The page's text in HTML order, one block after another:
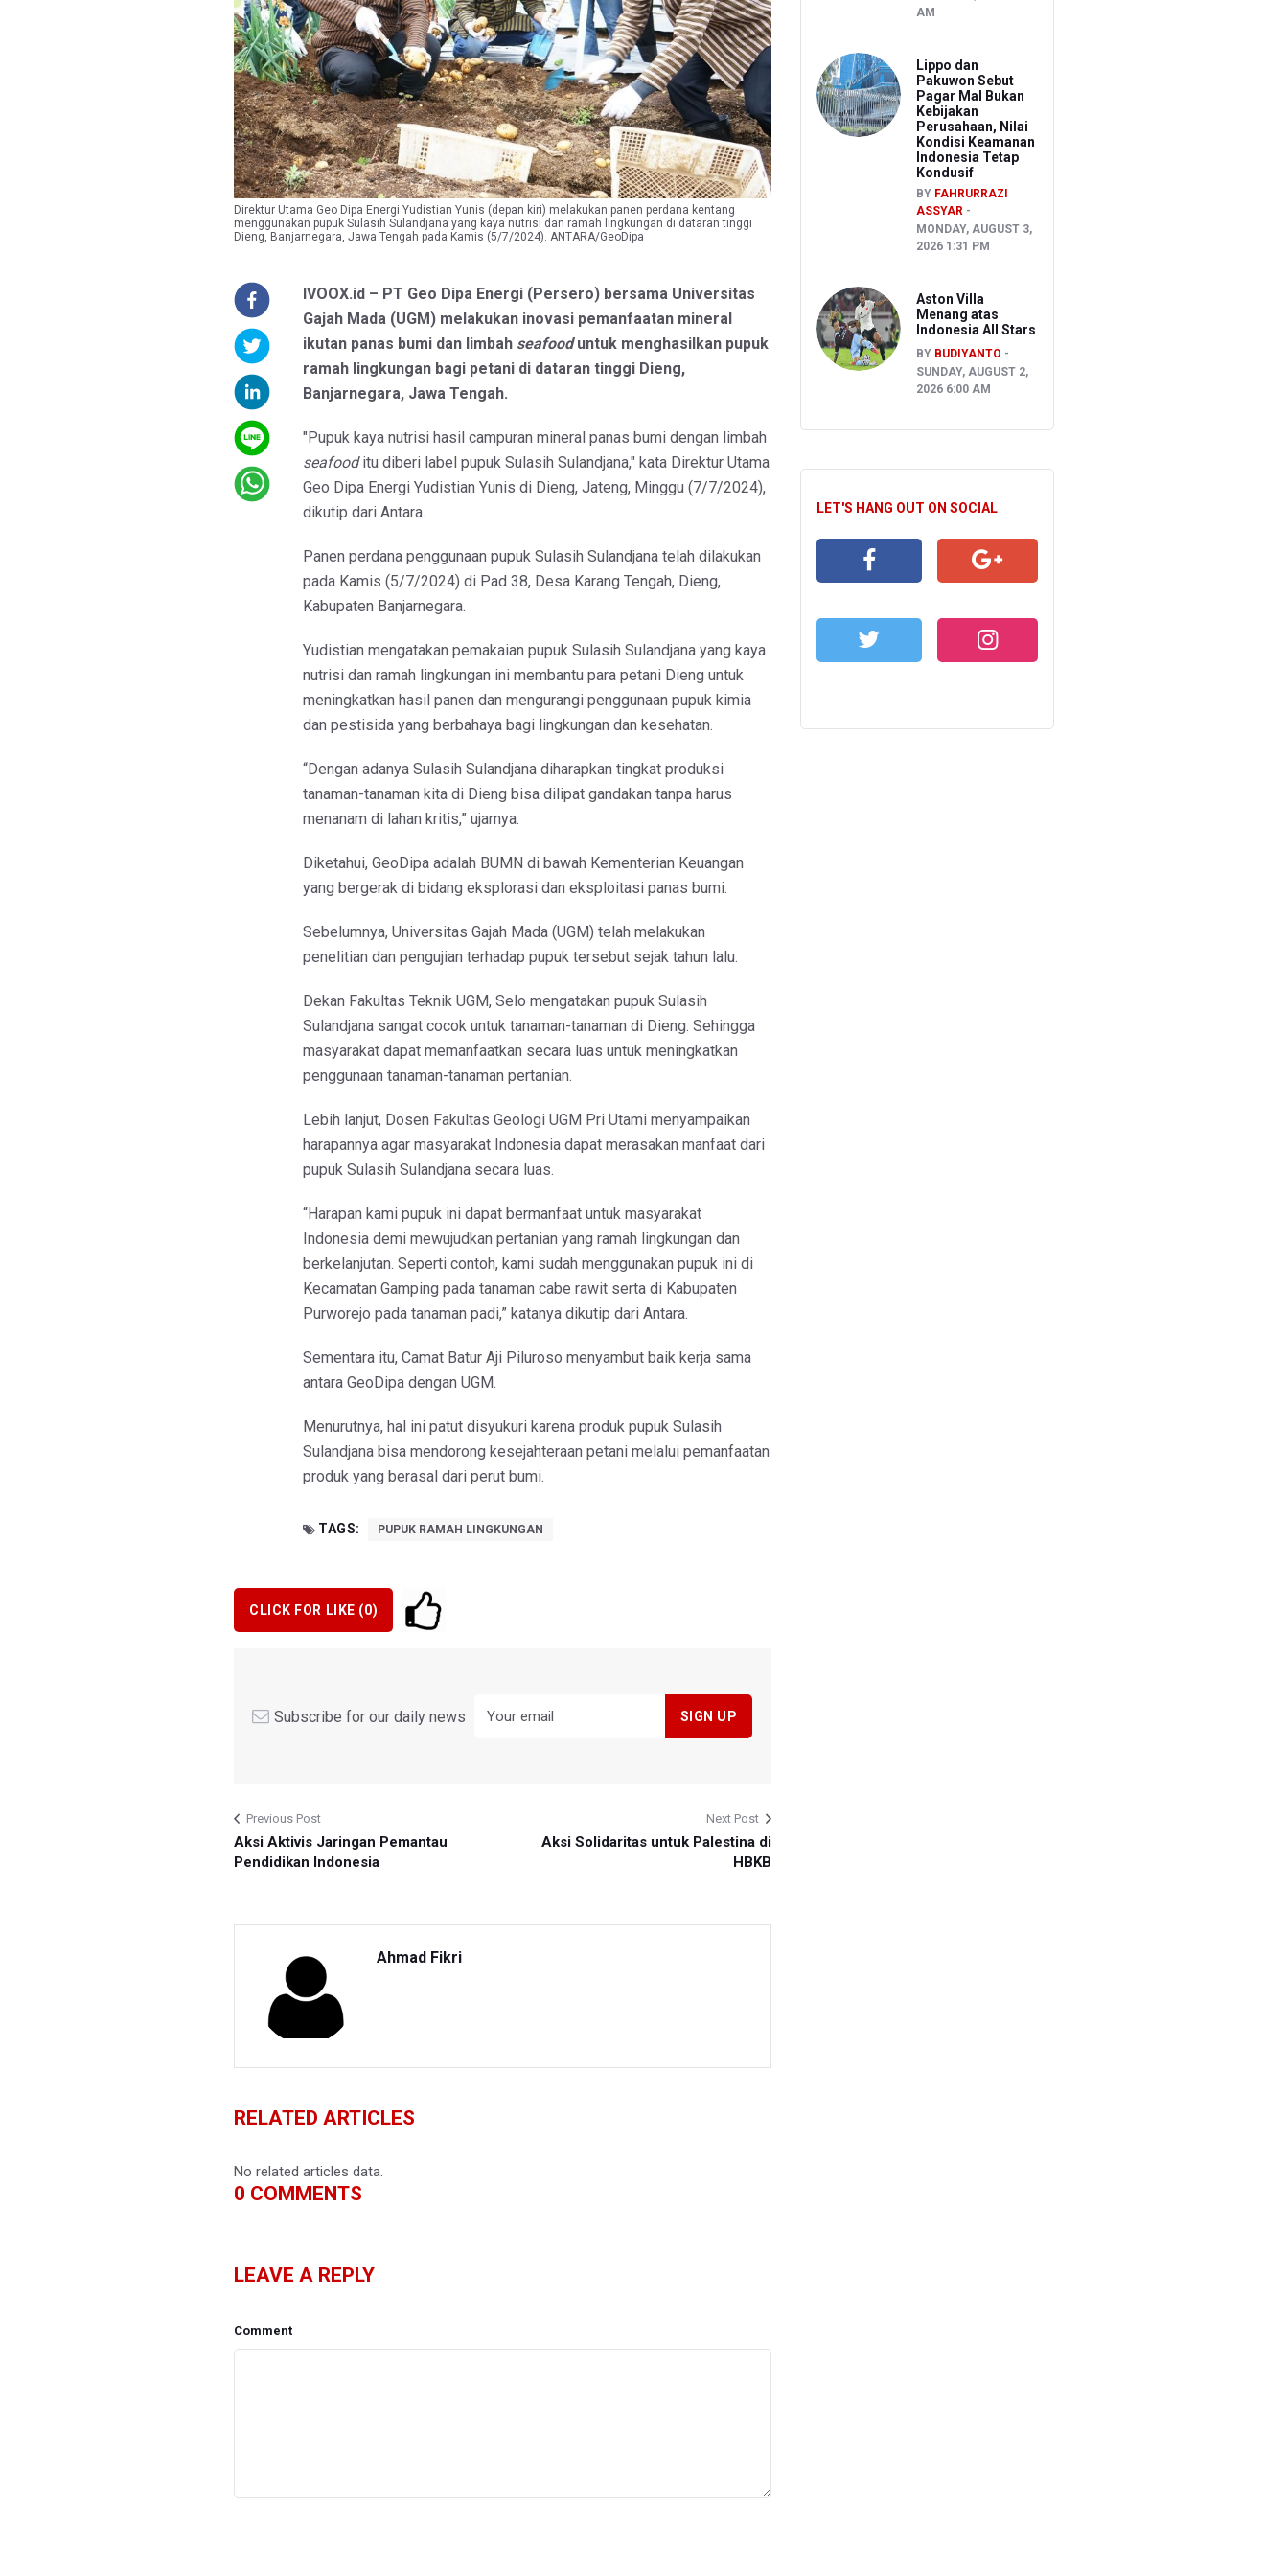
Direktur Utama Geo Dipa Energi Yudistian Yunis (depan kiri) melakukan panen perdana kentang
menggunakan pupuk Sulasih Sulandjana yang kaya nutrisi dan ramah lingkungan di dataran tinggi
Dieng, Banjarnegara, Jawa Tengah pada Kamis (5/7/2024). ANTARA/GeoDipa
IVOOX.id – PT Geo Dipa Energi (Persero) bersama Universitas
Gajah Mada (UGM) melakukan inovasi pemanfaatan mineral
ikutan panas bumi dan limbah seafooduntuk menghasilkan pupuk
ramah lingkungan bagi petani di dataran tinggi Dieng,
Banjarnegara, Jawa Tengah.
"Pupuk kaya nutrisi hasil campuran mineral panas bumi dengan limbah
seafooditu diberi label pupuk Sulasih Sulandjana," kata Direktur Utama
Geo Dipa Energi Yudistian Yunis di Dieng, Jateng, Minggu (7/7/2024),
dikutip dari Antara.
Panen perdana penggunaan pupuk Sulasih Sulandjana telah dilakukan
pada Kamis (5/7/2024) di Pad 38, Desa Karang Tengah, Dieng,
Kabupaten Banjarnegara.
Yudistian mengatakan pemakaian pupuk Sulasih Sulandjana yang kaya
nutrisi dan ramah lingkungan ini membantu para petani Dieng untuk
meningkatkan hasil panen dan mengurangi penggunaan pupuk kimia
dan pestisida yang berbahaya bagi lingkungan dan kesehatan.
“Dengan adanya Sulasih Sulandjana diharapkan tingkat produksi
tanaman-tanaman kita di Dieng bisa dilipat gandakan tanpa harus
menanam di lahan kritis,” ujarnya.
Diketahui, GeoDipa adalah BUMN di bawah Kementerian Keuangan
yang bergerak di bidang eksplorasi dan eksploitasi panas bumi.
Sebelumnya, Universitas Gajah Mada (UGM) telah melakukan
penelitian dan pengujian terhadap pupuk tersebut sejak tahun lalu.
Dekan Fakultas Teknik UGM, Selo mengatakan pupuk Sulasih
Sulandjana sangat cocok untuk tanaman-tanaman di Dieng. Sehingga
masyarakat dapat memanfaatkan secara luas untuk meningkatkan
penggunaan tanaman-tanaman pertanian.
Lebih lanjut, Dosen Fakultas Geologi UGM Pri Utami menyampaikan
harapannya agar masyarakat Indonesia dapat merasakan manfaat dari
pupuk Sulasih Sulandjana secara luas.
“Harapan kami pupuk ini dapat bermanfaat untuk masyarakat
Indonesia demi mewujudkan pertanian yang ramah lingkungan dan
berkelanjutan. Seperti contoh, kami sudah menggunakan pupuk ini di
Kecamatan Gamping pada tanaman cabe rawit serta di Kabupaten
Purworejo pada tanaman padi,” katanya dikutip dari Antara.
Sementara itu, Camat Batur Aji Piluroso menyambut baik kerja sama
antara GeoDipa dengan UGM.
Menurutnya, hal ini patut disyukuri karena produk pupuk Sulasih
Sulandjana bisa mendorong kesejahteraan petani melalui pemanfaatan
produk yang berasal dari perut bumi.
TAGS: PUPUK RAMAH LINGKUNGAN
CLICK FOR LIKE (0)
Subscribe for our daily news
Previous Post
Aksi Aktivis Jaringan Pemantau
Pendidikan Indonesia
Next Post
Aksi Solidaritas untuk Palestina di
HBKB
Ahmad Fikri
RELATED ARTICLES
No related articles data.
0 COMMENTS
LEAVE A REPLY
Comment
AM
Lippo dan
Pakuwon Sebut
Pagar Mal Bukan
Kebijakan
Perusahaan, Nilai
Kondisi Keamanan
Indonesia Tetap
Kondusif
BY FAHRURRAZI
ASSYAR
MONDAY, AUGUST 3,
2026 1:31 PM
Aston Villa
Menang atas
Indonesia All Stars
BY BUDIYANTO
SUNDAY, AUGUST 2,
2026 6:00 AM
LET'S HANG OUT ON SOCIAL